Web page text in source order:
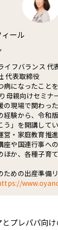
ール
イフバランス 代
代表取締役
病になったこと
母親向けセミナ
の現場で関わっ
経験から、令和
う」を開講して
営・家庭教育推
座や国連行事へ
ほか、各種子育
めの出産準備
プレパパ向